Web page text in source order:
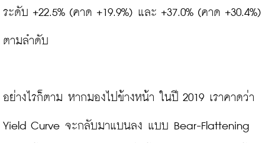
ระดับ +22.5% (คาด +19.9%) และ +37.0% (คาด +30.4%)
ตามลำดับ
อย่างไรก็ตาม หากมองไปข้างหน้า ในปี 2019 เราคาดว่า
Yield Curve จะกลับมาแบนลง แบบ Bear-Flattening